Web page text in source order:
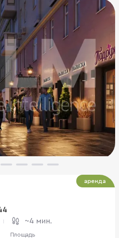
~4 мин.
Площадь
аренда